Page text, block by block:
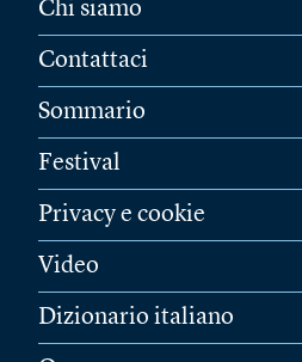
Chi siamo
Contattaci
Sommario
Festival
Privacy e cookie
Video
Dizionario italiano